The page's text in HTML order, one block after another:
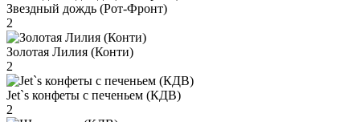
Звездный дождь (Рот-Фронт)
2
Золотая Лилия (Конти)
2
Jet`s конфеты с печеньем (КДВ)
2